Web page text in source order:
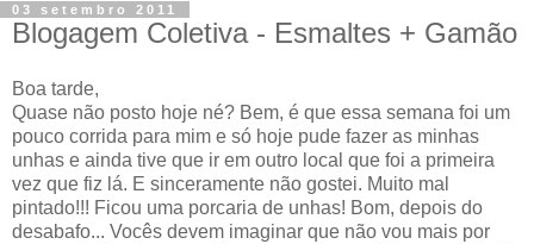
03 setembro 2011
Blogagem Coletiva - Esmaltes + Gamão
Boa tarde,
Quase não posto hoje né? Bem, é que essa semana foi um
pouco corrida para mim e só hoje pude fazer as minhas
unhas e ainda tive que ir em outro local que foi a primeira
vez que fiz lá. E sinceramente não gostei. Muito mal
pintado!!! Ficou uma porcaria de unhas! Bom, depois do
desabafo... Vocês devem imaginar que não vou mais por